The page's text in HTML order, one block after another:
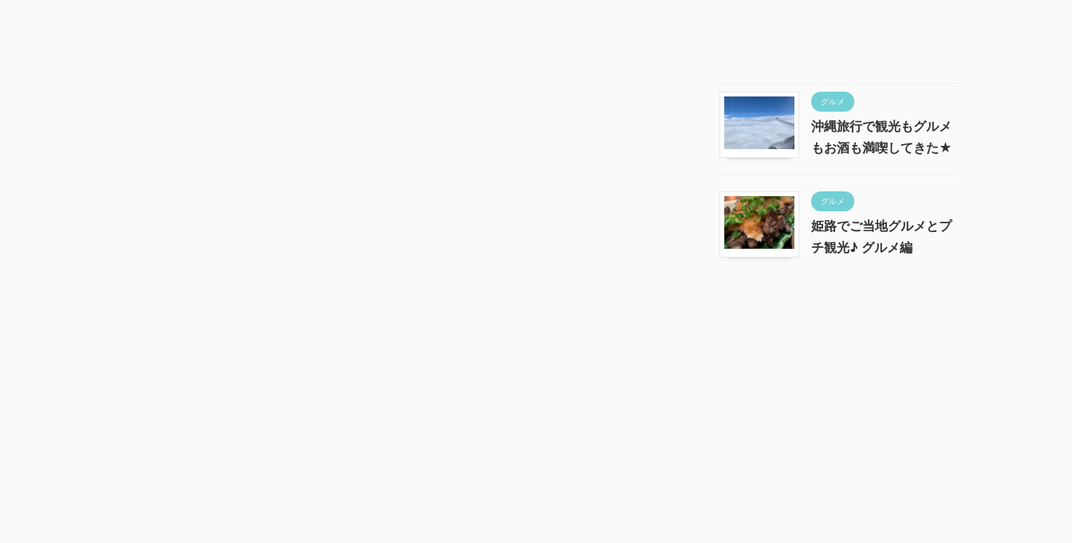
グルメ
沖縄旅行で観光もグルメ
もお酒も満喫してきた★
グルメ
姫路でご当地グルメとプ
チ観光♪ グルメ編